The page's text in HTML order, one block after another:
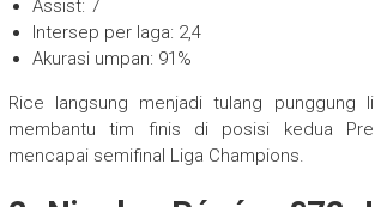
Assist: 7
Intersep per laga: 2,4
Akurasi umpan: 91%
Rice langsung menjadi tulang punggung
membantu tim finis di posisi kedua
mencapai semifinal Liga Champions.